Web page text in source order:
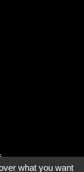
what you want